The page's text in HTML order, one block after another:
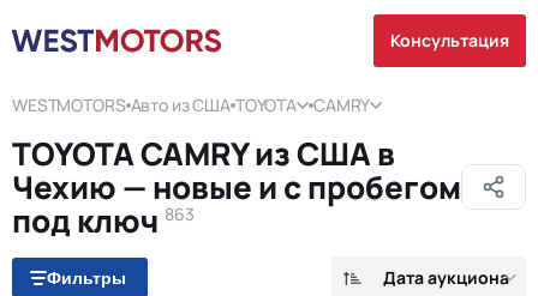
Консультация
WESTMOTORS Авто из США TOYOTA CAMRY
TOYOTA CAMRY из США в
Чехию — новые и с пробегом
под ключ 863
Фильтры Дата аукциона